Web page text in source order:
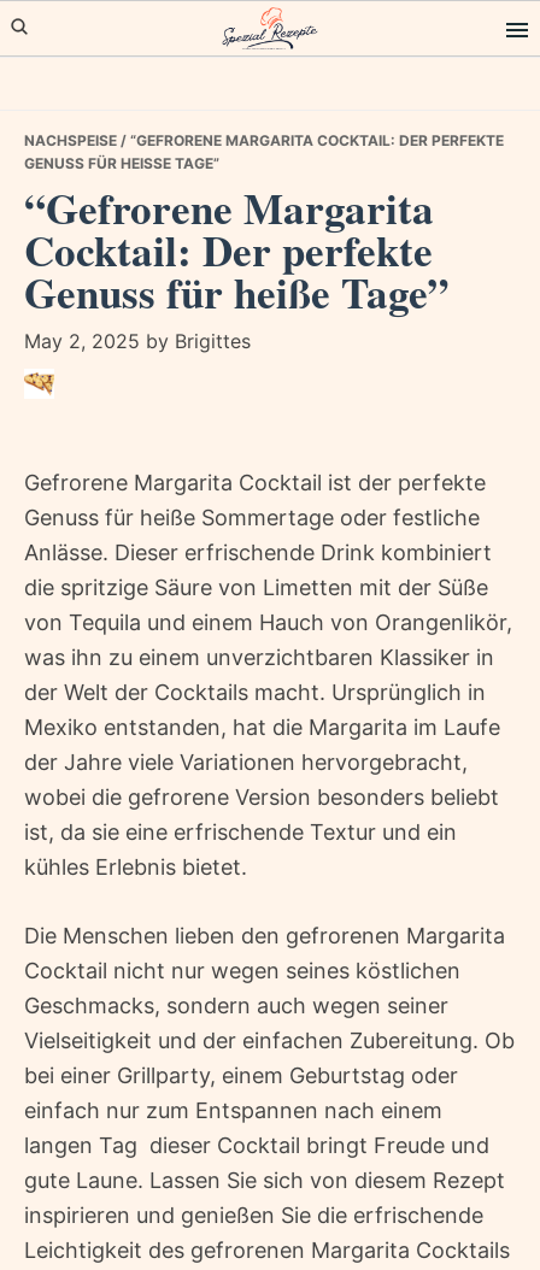
Skip
to
Skip
to
Skip
to
NACHSPEISE / “GEFRORENE MARGARITA COCKTAIL: DER PERFEKTE
GENUSS FÜR HEISSE TAGE”
“Gefrorene Margarita
Cocktail: Der perfekte
Genuss für heiße Tage”
May 2, 2025 by Brigittes
Gefrorene Margarita Cocktail ist der perfekte
Genuss für heiße Sommertage oder festliche
Anlässe. Dieser erfrischende Drink kombiniert
die spritzige Säure von Limetten mit der Süße
von Tequila und einem Hauch von Orangenlikör,
was ihn zu einem unverzichtbaren Klassiker in
der Welt der Cocktails macht. Ursprünglich in
Mexiko entstanden, hat die Margarita im Laufe
der Jahre viele Variationen hervorgebracht,
wobei die gefrorene Version besonders beliebt
ist, da sie eine erfrischende Textur und ein
kühles Erlebnis bietet.
Die Menschen lieben den gefrorenen Margarita
Cocktail nicht nur wegen seines köstlichen
Geschmacks, sondern auch wegen seiner
Vielseitigkeit und der einfachen Zubereitung. Ob
bei einer Grillparty, einem Geburtstag oder
einfach nur zum Entspannen nach einem
langen Tag  dieser Cocktail bringt Freude und
gute Laune. Lassen Sie sich von diesem Rezept
inspirieren und genießen Sie die erfrischende
Leichtigkeit des gefrorenen Margarita Cocktails